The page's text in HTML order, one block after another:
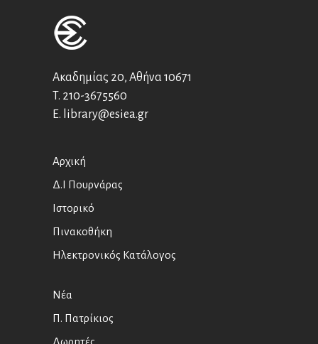
Ακαδημίας 20, Αθήνα 10671
T. 210-3675560
E. library@esiea.gr
Αρχική
Δ.Ι Πουρνάρας
Ιστορικό
Πινακοθήκη
Ηλεκτρονικός Κατάλογος
Νέα
Π. Πατρίκιος
Δωρητές